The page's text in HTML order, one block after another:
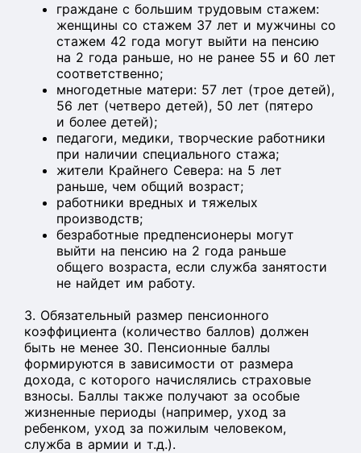
граждане с большим трудовым стажем:
женщины со стажем 37 лет и мужчины со
стажем 42 года могут выйти на пенсию
на 2 года раньше, но не ранее 55 и 60 лет
соответственно;
многодетные матери: 57 лет (трое детей),
56 лет (четверо детей), 50 лет (пятеро
и более детей);
педагоги, медики, творческие работники
при наличии специального стажа;
жители Крайнего Севера: на 5 лет
раньше, чем общий возраст;
работники вредных и тяжелых
производств;
безработные предпенсионеры могут
выйти на пенсию на 2 года раньше
общего возраста, если служба занятости
не найдет им работу.
3. Обязательный размер пенсионного
коэффициента (количество баллов) должен
быть не менее 30. Пенсионные баллы
формируются в зависимости от размера
дохода, с которого начислялись страховые
взносы. Баллы также получают за особые
жизненные периоды (например, уход за
ребенком, уход за пожилым человеком,
служба в армии и т.д.).